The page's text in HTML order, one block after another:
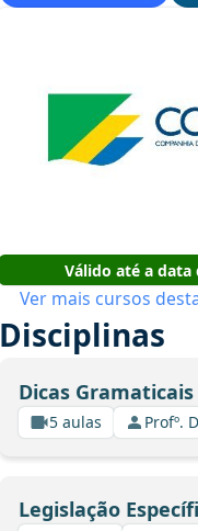
Válido até a data
Ver mais cursos
Disciplinas
Dicas
5 aulas Profº.
Legislação